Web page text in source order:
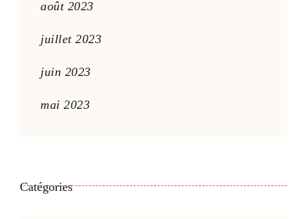
août 2023
juillet 2023
juin 2023
mai 2023
Catégories